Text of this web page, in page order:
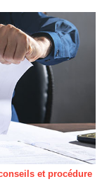
et procédure